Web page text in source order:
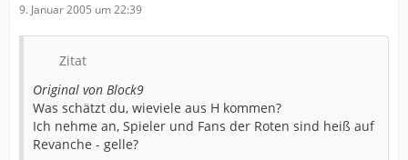
9. Januar 2005 um 22:39
Zitat
Original von Block9
Was schätzt du, wieviele aus H kommen?
Ich nehme an, Spieler und Fans der Roten sind heiß auf
Revanche - gelle?